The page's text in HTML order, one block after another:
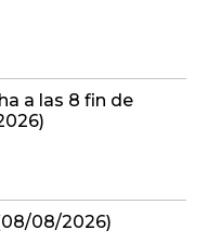
a las 8 fin de
08/2026)